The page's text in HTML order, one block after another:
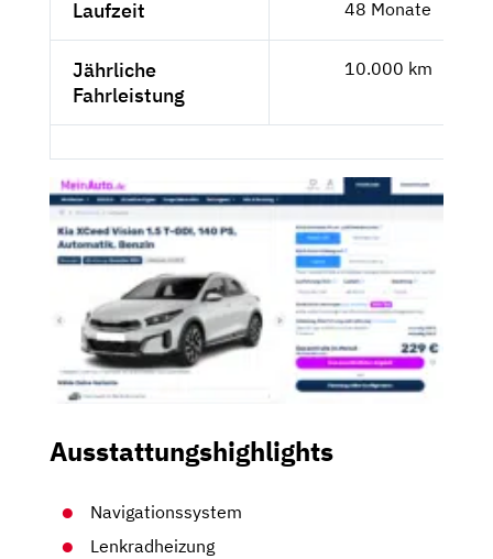
Laufzeit 48 Monate
Jährliche
Fahrleistung
10.000 km
Ausstattungshighlights
Navigationssystem
Lenkradheizung